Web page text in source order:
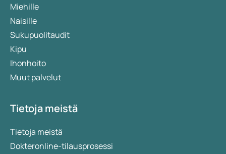
Miehille
Naisille
Sukupuolitaudit
Kipu
Ihonhoito
Muut palvelut
Tietoja meistä
Tietoja meistä
Dokteronline-tilausprosessi